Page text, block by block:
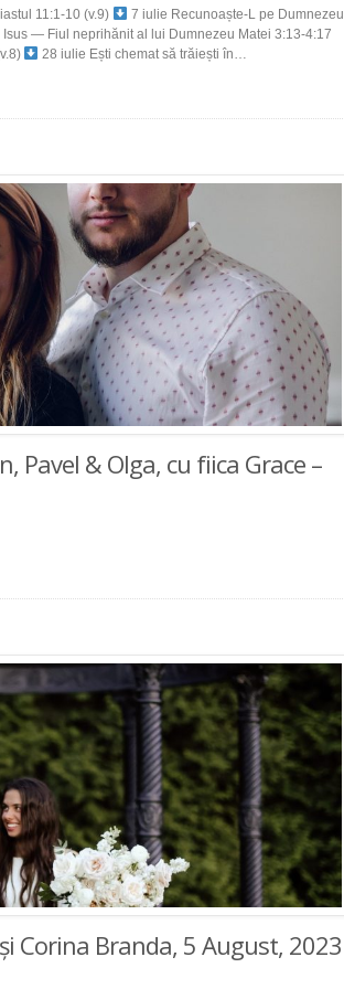
11:1-10 (v.9)
7 iulie Recunoaște-L pe Dumnezeu
— Fiul neprihănit al lui Dumnezeu Matei 3:13-4:17
28 iulie Ești chemat să trăiești în…
Pavel & Olga, cu fiica Grace –
Corina Branda, 5 August, 2023